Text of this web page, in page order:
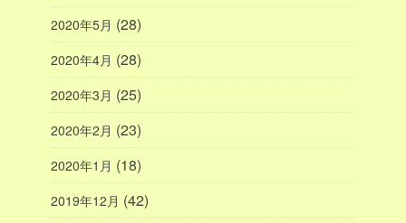
2020年5月 (28)
2020年4月 (28)
2020年3月 (25)
2020年2月 (23)
2020年1月 (18)
2019年12月 (42)